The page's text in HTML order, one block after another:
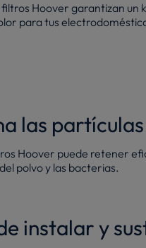
filtros Hoover garantizan un
para tus
las
Hoover puede retener
polvo y las bacterias.
instalar y